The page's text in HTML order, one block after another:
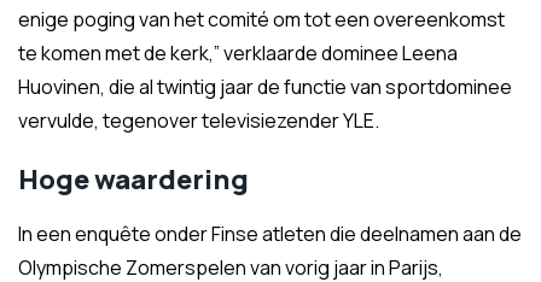
enige poging van het comité om tot een overeenkomst
te komen met de kerk,” verklaarde dominee Leena
Huovinen, die al twintig jaar de functie van sportdominee
vervulde, tegenover televisiezender YLE.
Hoge waardering
In een enquête onder Finse atleten die deelnamen aan de
Olympische Zomerspelen van vorig jaar in Parijs,